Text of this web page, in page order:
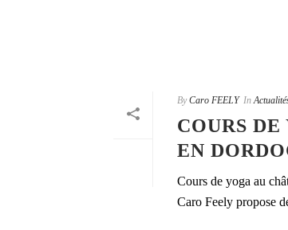
By Caro FEELY In
COURS
EN
Cours de yoga au
Caro Feely propose